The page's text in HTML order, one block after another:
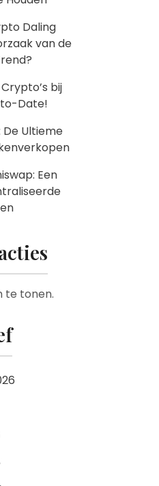
Daling
van de
bij
Date!
De Ultieme
Een
te tonen.